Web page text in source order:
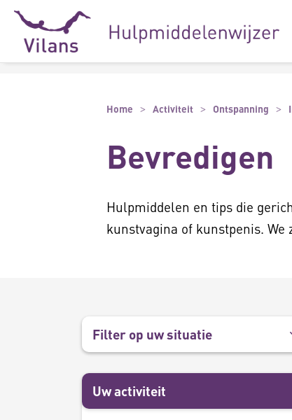
Naar hoofdinhoud
Naar footer
Home Activiteit Ontspanning
Bevredigen
Hulpmiddelen en tips die
kunstvagina of kunstpenis.
Filter op uw situatie
Uw activiteit